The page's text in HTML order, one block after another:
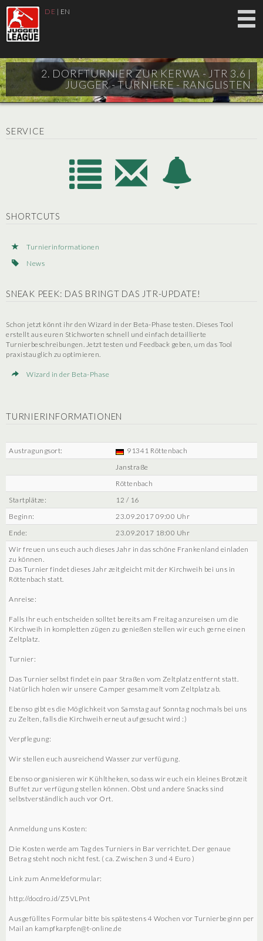
DE | EN
2. DORFTURNIER ZUR KERWA - JTR 3.6 |
JUGGER - TURNIERE - RANGLISTEN
SERVICE
SHORTCUTS
Turnierinformationen
News
SNEAK PEEK: DAS BRINGT DAS JTR-UPDATE!
Schon jetzt könnt ihr den Wizard in der Beta-Phase testen. Dieses Tool
erstellt aus euren Stichworten schnell und einfach detaillierte
Turnierbeschreibungen. Jetzt testen und Feedback geben, um das Tool
praxistauglich zu optimieren.
Wizard in der Beta-Phase
TURNIERINFORMATIONEN
Austragungsort:
91341 Röttenbach
Janstraße
Röttenbach
Startplätze:
12 / 16
Beginn:
23.09.2017 09:00 Uhr
Ende:
23.09.2017 18:00 Uhr
Wir freuen uns euch auch dieses Jahr in das schöne Frankenland einladen
zu können.
Das Turnier findet dieses Jahr zeitgleicht mit der Kirchweih bei uns in
Röttenbach statt.
Anreise:
Falls Ihr euch entscheiden solltet bereits am Freitag anzureisen um die
Kirchweih in kompletten zügen zu genießen stellen wir euch gerne einen
Zeltplatz.
Turnier:
Das Turnier selbst findet ein paar Straßen vom Zeltplatz entfernt statt.
Natürlich holen wir unsere Camper gesammelt vom Zeltplatz ab.
Ebenso gibt es die Möglichkeit von Samstag auf Sonntag nochmals bei uns
zu Zelten, falls die Kirchweih erneut aufgesucht wird :)
Verpflegung:
Wir stellen euch ausreichend Wasser zur verfügung.
Ebenso organisieren wir Kühltheken, so dass wir euch ein kleines Brotzeit
Buffet zur verfügung stellen können. Obst und andere Snacks sind
selbstverständlich auch vor Ort.
Anmeldung uns Kosten:
Die Kosten werde am Tag des Turniers in Bar verrichtet. Der genaue
Betrag steht noch nicht fest. ( ca. Zwischen 3 und 4 Euro )
Link zum Anmeldeformular:
http://docdro.id/Z5VLPnt
Ausgefülltes Formular bitte bis spätestens 4 Wochen vor Turnierbeginn per
Mail an kampfkarpfen@t-online.de